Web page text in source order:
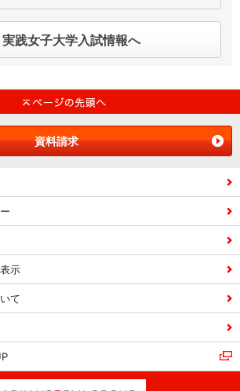
実践女子大学入試情報へ
資料請求
示
て